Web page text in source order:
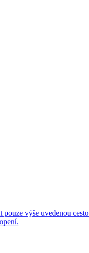
výše uvedenou